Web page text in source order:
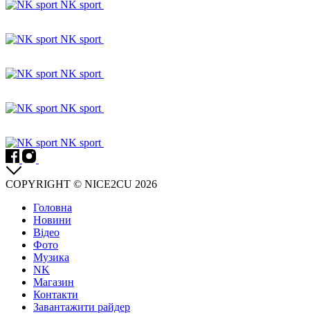
NK sport
NK sport
NK sport
NK sport
NK sport
COPYRIGHT © NICE2CU 2026
Головна
Новини
Відео
Фото
Музика
NK
Магазин
Контакти
Завантажити райдер